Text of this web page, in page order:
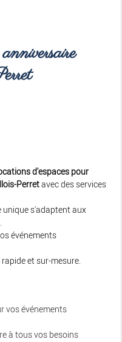
d'espaces pour
Perretavec des services
unique s'adaptent aux
événements
et sur-mesure.
vos événements
à tous vos besoins